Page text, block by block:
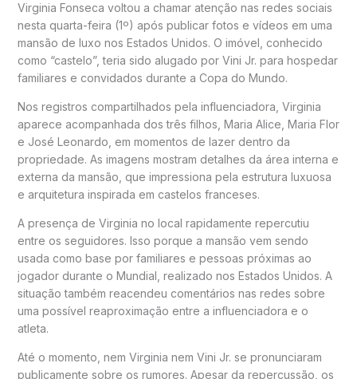
Virginia Fonseca voltou a chamar atenção nas redes sociais
nesta quarta-feira (1º) após publicar fotos e vídeos em uma
mansão de luxo nos Estados Unidos. O imóvel, conhecido
como “castelo”, teria sido alugado por Vini Jr. para hospedar
familiares e convidados durante a Copa do Mundo.
Nos registros compartilhados pela influenciadora, Virginia
aparece acompanhada dos três filhos, Maria Alice, Maria Flor
e José Leonardo, em momentos de lazer dentro da
propriedade. As imagens mostram detalhes da área interna e
externa da mansão, que impressiona pela estrutura luxuosa
e arquitetura inspirada em castelos franceses.
A presença de Virginia no local rapidamente repercutiu
entre os seguidores. Isso porque a mansão vem sendo
usada como base por familiares e pessoas próximas ao
jogador durante o Mundial, realizado nos Estados Unidos. A
situação também reacendeu comentários nas redes sobre
uma possível reaproximação entre a influenciadora e o
atleta.
Até o momento, nem Virginia nem Vini Jr. se pronunciaram
publicamente sobre os rumores. Apesar da repercussão, os